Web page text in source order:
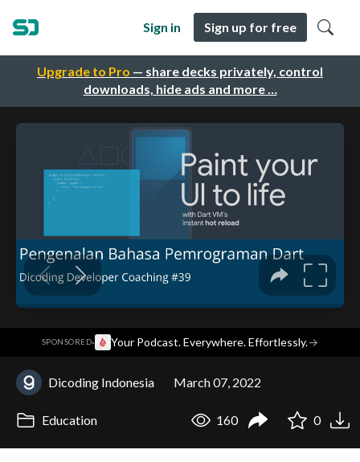
Upgrade to Pro — share decks privately, control
downloads, hide ads and more …
Sign in Sign up for free
SPONSORED· Your Podcast. Everywhere. Effortlessly.→
Dicoding Indonesia March 07, 2022
Education 160 0